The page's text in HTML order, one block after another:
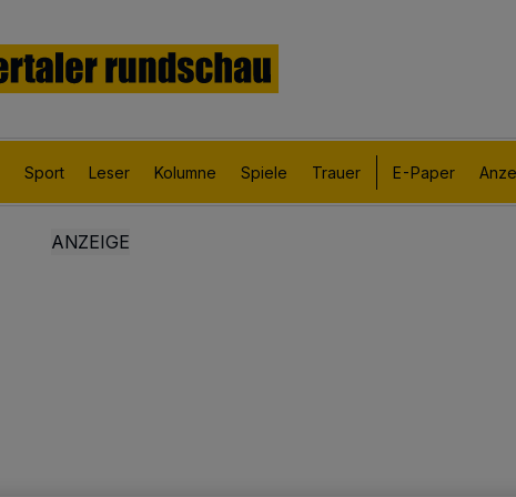
Sport Leser Kolumne Spiele Trauer E-Paper